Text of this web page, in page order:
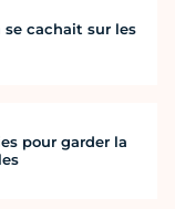
se cachait sur les
pour garder la